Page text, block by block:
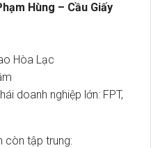
Hùng – Cầu Giấy
Hòa Lạc
doanh nghiệp lớn: FPT,
còn tập trung: